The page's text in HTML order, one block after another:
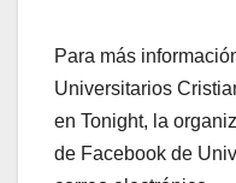
Para más
Universitarios
en Tonight, la
de Facebook de